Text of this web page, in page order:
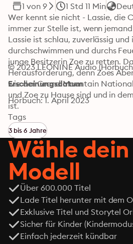
1 von 9 1 Std 11 Min
Wer kennt sie nicht - Lassie, die
immer zur Stelle ist, wenn
Lassie ist schlau, zuverlässig
durchschwimmen und durchs
junge Besitzerin Zoe zu retten.
Herausforderung, denn Zoes
wie der Grand Mountain
und Zoe zu Hause sind und in
ist.
Zoe ist eine intelligente
jährige und Lassie, die
gut versteht wie ihre junge
Gefährtin für Zoe. Zusammen
menschlichen und tierischen
spannende Abenteuer.
© 2023 LEONINE Audio
Erscheinungsdatum
Hörbuch: 1. April 2023
Tags
3 bis 6 Jahre
Wähle
Modell
Über 600.000 Titel
Lade Titel herunter mit dem
Exklusive Titel und Storytel
Sicher für Kinder
Einfach jederzeit kündbar